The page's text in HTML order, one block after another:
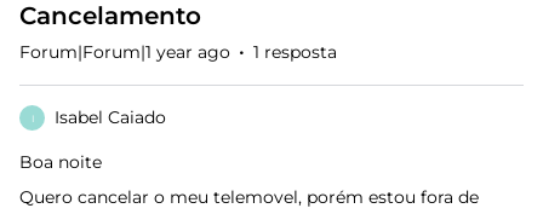
Cancelamento
Forum|Forum|1 year ago 1 resposta
I Isabel Caiado
Boa noite
Quero cancelar o meu telemovel, porém estou fora de